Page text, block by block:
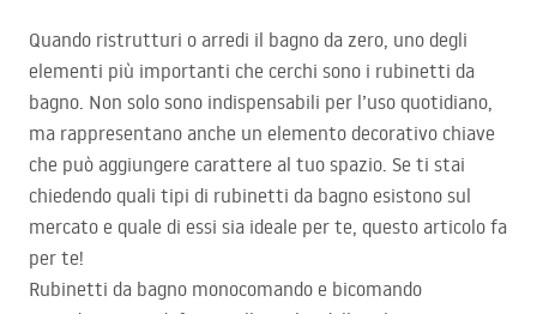
Quando ristrutturi o arredi il bagno da zero, uno degli
elementi più importanti che cerchi sono i rubinetti da
bagno. Non solo sono indispensabili per l’uso quotidiano,
ma rappresentano anche un elemento decorativo chiave
che può aggiungere carattere al tuo spazio. Se ti stai
chiedendo quali tipi di rubinetti da bagno esistono sul
mercato e quale di essi sia ideale per te, questo articolo fa
per te!
Rubinetti da bagno monocomando e bicomando